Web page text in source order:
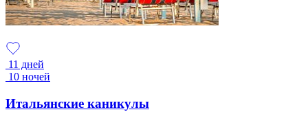
11 дней
10 ночей
Итальянские каникулы